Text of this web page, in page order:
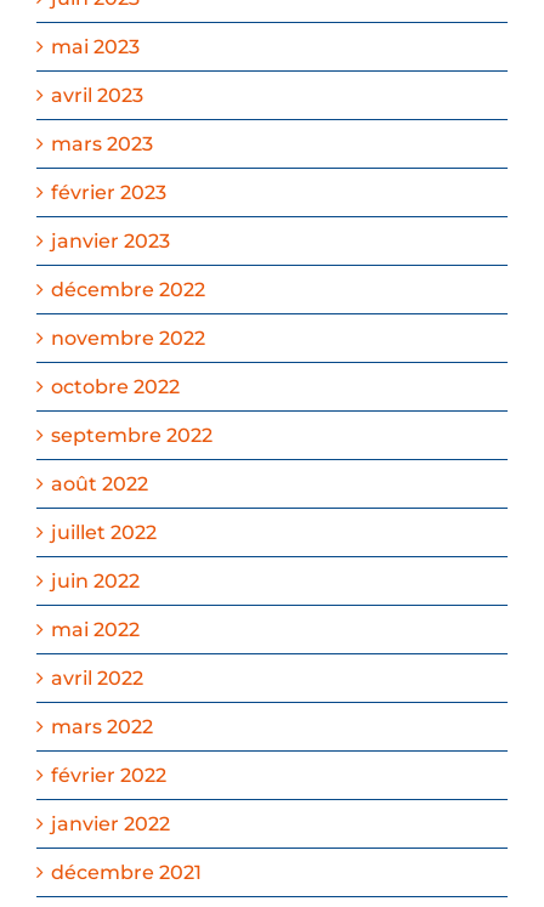
mai 2023
avril 2023
mars 2023
février 2023
janvier 2023
décembre 2022
novembre 2022
octobre 2022
septembre 2022
août 2022
juillet 2022
juin 2022
mai 2022
avril 2022
mars 2022
février 2022
janvier 2022
décembre 2021